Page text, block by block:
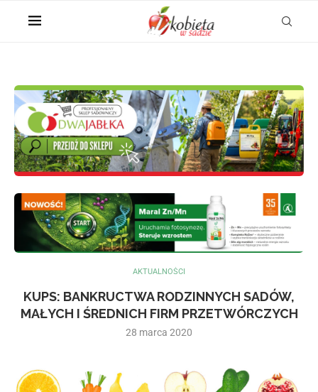
AKTUALNOŚCI
KUPS: BANKRUCTWA RODZINNYCH SADÓW,
MAŁYCH I ŚREDNICH FIRM PRZETWÓRCZYCH
28 marca 2020